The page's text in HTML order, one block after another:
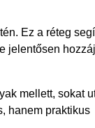
Ez a réteg
jelentősen
mellett, sokat
hanem praktikus